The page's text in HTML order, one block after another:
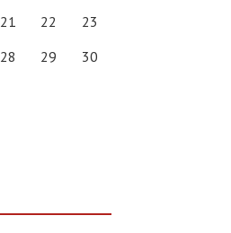
21 22
23
28 29
30